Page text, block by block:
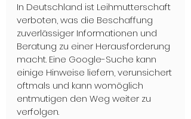
In Deutschland ist Leihmutterschaft
verboten, was die Beschaffung
zuverlässiger Informationen und
Beratung zu einer Herausforderung
macht. Eine Google-Suche kann
einige Hinweise liefern, verunsichert
oftmals und kann womöglich
entmutigen den Weg weiter zu
verfolgen.